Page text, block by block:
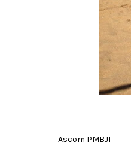
Ascom PMBJI